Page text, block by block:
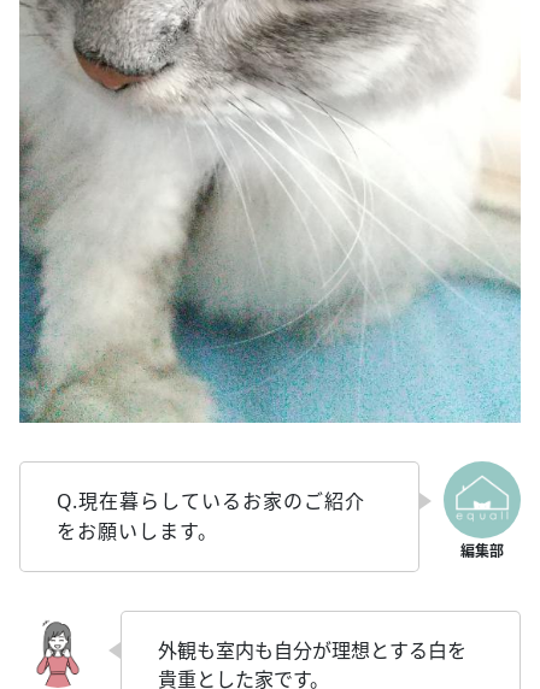
Q.現在暮らしているお家のご紹介
をお願いします。
外観も室内も自分が理想とする白を
貴重とした家です。